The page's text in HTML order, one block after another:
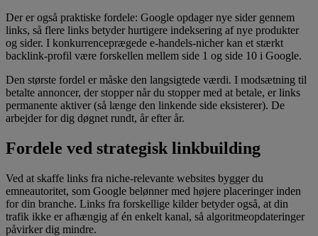
Der er også praktiske fordele: Google opdager nye sider gennem
links, så flere links betyder hurtigere indeksering af nye produkter
og sider. I konkurrenceprægede e-handels-nicher kan et stærkt
backlink-profil være forskellen mellem side 1 og side 10 i Google.
Den største fordel er måske den langsigtede værdi. I modsætning til
betalte annoncer, der stopper når du stopper med at betale, er links
permanente aktiver (så længe den linkende side eksisterer). De
arbejder for dig døgnet rundt, år efter år.
Fordele ved strategisk linkbuilding
Ved at skaffe links fra niche-relevante websites bygger du
emneautoritet, som Google belønner med højere placeringer inden
for din branche. Links fra forskellige kilder betyder også, at din
trafik ikke er afhængig af én enkelt kanal, så algoritmeopdateringer
påvirker dig mindre.